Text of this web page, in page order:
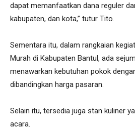
dapat memanfaatkan dana reguler
kabupaten, dan kota,” tutur Tito.
Sementara itu, dalam rangkaian
Murah di Kabupaten Bantul, ada
menawarkan kebutuhan pokok
dibandingkan harga pasaran.
Selain itu, tersedia juga stan kuliner
acara.